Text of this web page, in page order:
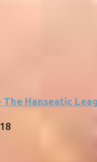
Hanseatic